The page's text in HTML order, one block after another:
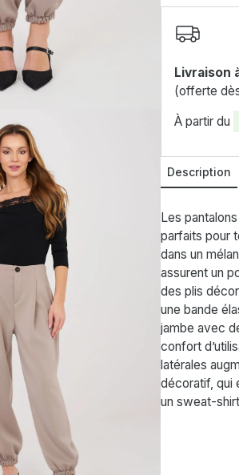
Livraison
(offerte
À partir du
Description
Les
parfaits pour
dans un
assurent un
des plis
une bande
jambe avec
confort
latérales
décoratif, qui
un sweat-